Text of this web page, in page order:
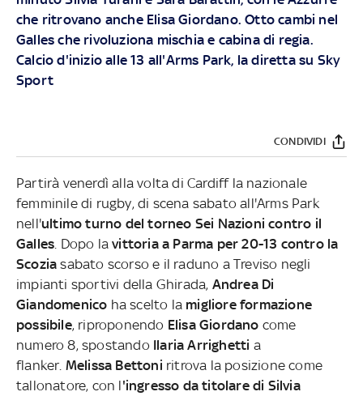
che ritrovano anche Elisa Giordano. Otto cambi nel
Galles che rivoluziona mischia e cabina di regia.
Calcio d'inizio alle 13 all'Arms Park, la diretta su Sky
Sport
CONDIVIDI
Partirà venerdì alla volta di Cardiff la nazionale
femminile di rugby, di scena sabato all'Arms Park
nell'ultimo turno del torneo Sei Nazioni contro il
Galles . Dopo lavittoria a Parma per 20-13 contro la
Scozia sabato scorso e il raduno a Treviso negli
impianti sportivi della Ghirada, Andrea Di
Giandomenico ha scelto la migliore formazione
possibile, riproponendo Elisa Giordano come
numero 8, spostando Ilaria Arrighetti a
flanker. Melissa Bettoni ritrova la posizione come
tallonatore, con l'ingresso da titolare di Silvia